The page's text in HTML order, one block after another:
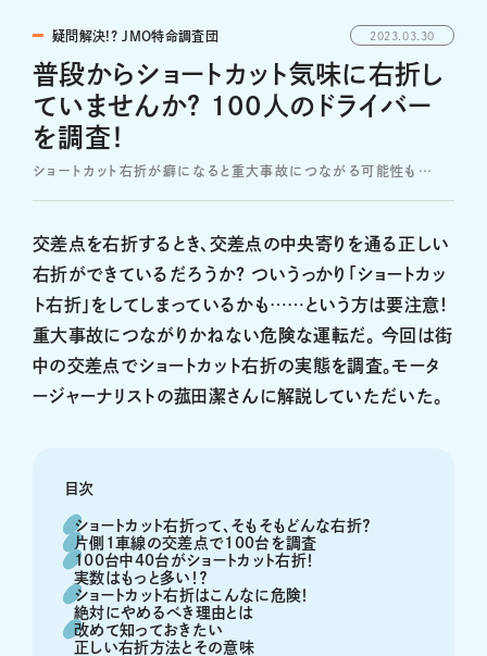
疑問解決!? JMO特命調査団 2023.03.30
普段からショートカット気味に右折し
ていませんか？ 100人のドライバー
を調査！
ショートカット右折が癖になると重大事故につながる可能性も…
交差点を右折するとき、交差点の中央寄りを通る正しい
右折ができているだろうか？ ついうっかり「ショートカッ
ト右折」をしてしまっているかも……という方は要注意！
重大事故につながりかねない危険な運転だ。 今回は街
中の交差点でショートカット右折の実態を調査。モータ
ージャーナリストの菰田潔さんに解説していただいた。
目次
ショートカット右折って、そもそもどんな右折？
片側1車線の交差点で100台を調査
100台中40台がショートカット右折！
実数はもっと多い！？
ショートカット右折はこんなに危険！
絶対にやめるべき理由とは
改めて知っておきたい
正しい右折方法とその意味